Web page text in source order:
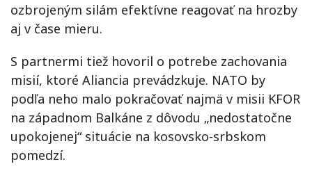
ozbrojeným silám efektívne reagovať na hrozby
aj v čase mieru.
S partnermi tiež hovoril o potrebe zachovania
misií, ktoré Aliancia prevádzkuje. NATO by
podľa neho malo pokračovať najmä v misii KFOR
na západnom Balkáne z dôvodu „nedostatočne
upokojenej“ situácie na kosovsko-srbskom
pomedzí.